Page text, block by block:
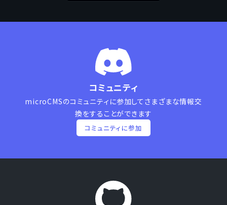
コミュニティ
microCMSのコミュニティに参加して さまざまな情報交
換をすることができます
コミュニティに参加